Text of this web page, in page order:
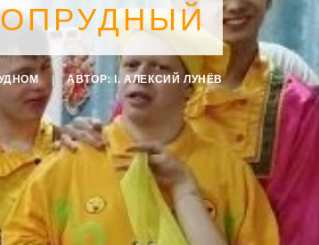
| АВТОР: I. АЛЕКСИЙ ЛУНЁВ